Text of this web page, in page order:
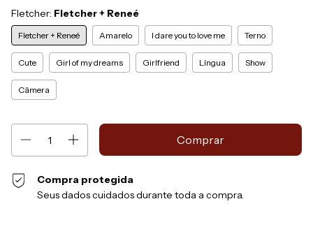
Fletcher: Fletcher + Reneé
Fletcher + Reneé Amarelo I dare you to love me Terno
Cute Girl of my dreams Girlfriend Língua Show
Câmera
Compra protegida
Seus dados cuidados durante toda a compra.